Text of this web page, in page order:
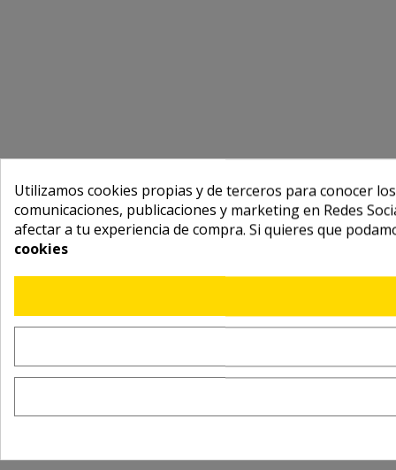
Utilizamos cookies propias y de terceros para conocer
comunicaciones, publicaciones y marketing en Redes
afectar a tu experiencia de compra. Si quieres que
cookies